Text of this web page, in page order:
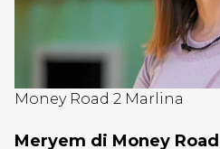
Money Road 2 Marlina
Meryem di Money Road